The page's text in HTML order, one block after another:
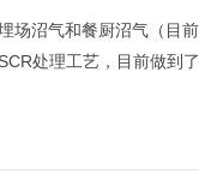
场沼气和餐厨沼气（目
处理工艺，目前做到了